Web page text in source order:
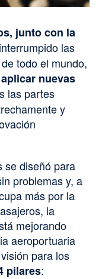
junto con la
las
todo el mundo,
aplicar nuevas
las partes
y
se diseñó para
problemas y, a
más por la
la
mejorando
aeroportuaria
para los
pilares: